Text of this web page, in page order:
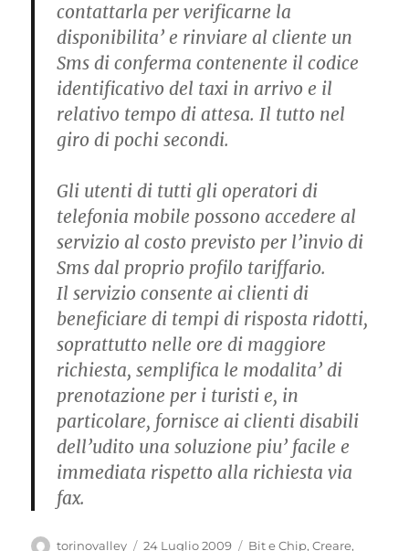
contattarla per verificarne la
disponibilita’ e rinviare al cliente un
Sms di conferma contenente il codice
identificativo del taxi in arrivo e il
relativo tempo di attesa. Il tutto nel
giro di pochi secondi.
Gli utenti di tutti gli operatori di
telefonia mobile possono accedere al
servizio al costo previsto per l’invio di
Sms dal proprio profilo tariffario.
Il servizio consente ai clienti di
beneficiare di tempi di risposta ridotti,
soprattutto nelle ore di maggiore
richiesta, semplifica le modalita’ di
prenotazione per i turisti e, in
particolare, fornisce ai clienti disabili
dell’udito una soluzione piu’ facile e
immediata rispetto alla richiesta via
fax.
Autore
torinovalley
Pubblicato
24 Luglio 2009 Categorie
Bit e Chip,Creare,